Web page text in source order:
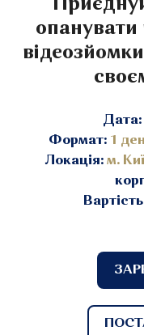
опанувати
Дата:
Формат: 1
Локація: м.